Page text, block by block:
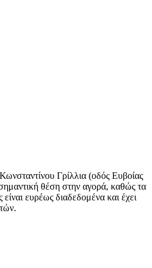
Γρίλλια (οδός Ευβοίας
θέση στην αγορά, καθώς τα
είναι ευρέως διαδεδομένα και έχει